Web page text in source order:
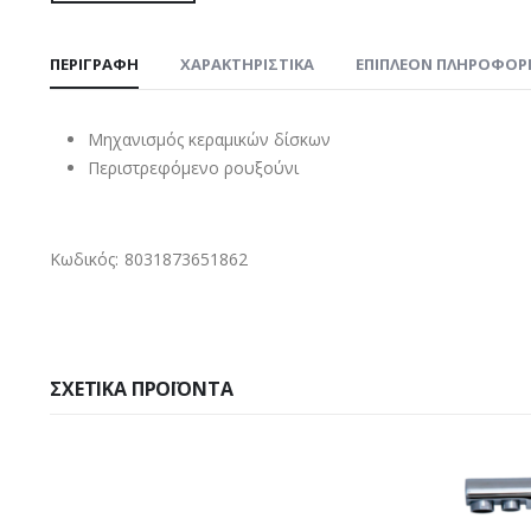
ΠΕΡΙΓΡΑΦΉ ΧΑΡΑΚΤΗΡΙΣΤΙΚΑ ΕΠΙΠΛΈΟΝ
Μηχανισμός κεραμικών δίσκων
Περιστρεφόμενο ρουξούνι
Κωδικός: 8031873651862
ΣΧΕΤΙΚΆ ΠΡΟΪΌΝΤΑ